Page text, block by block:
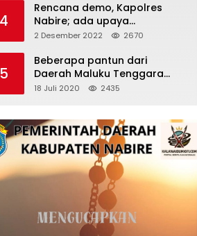
4
Rencana demo, Kapolres
Nabire; ada upaya
pencegahan dan dua Suku
2 Desember 2022 2670
5
Beberapa pantun dari
Daerah Maluku Tenggara
(Kei)
18 Juli 2020 2435